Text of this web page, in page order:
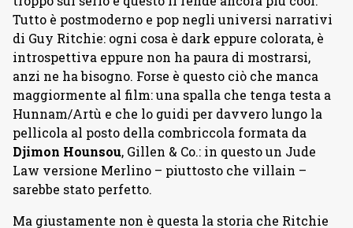
Tutto è postmoderno e pop negli universi narrativi
di Guy Ritchie: ogni cosa è dark eppure colorata, è
introspettiva eppure non ha paura di mostrarsi,
anzi ne ha bisogno. Forse è questo ciò che manca
maggiormente al film: una spalla che tenga testa a
Hunnam/Artù e che lo guidi per davvero lungo la
pellicola al posto della combriccola formata da
Djimon Hounsou, Gillen & Co.: in questo un Jude
Law versione Merlino – piuttosto che villain –
sarebbe stato perfetto.
Ma giustamente non è questa la storia che Ritchie